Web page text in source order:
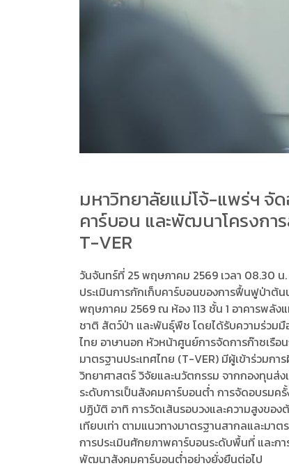
มหาวิทยาลัยแม่โจ้-แพร่ฯ จั
คาร์บอน และพัฒนาโครงกา
T-VER
วันจันทร์ที่ 25 พฤษภาคม 2569 เวลา 08.30 น
ประเมินการกักเก็บคาร์บอนของการฟื้นฟูป่าต้
พฤษภาคม 2569 ณ ห้อง 113 ชั้น 1 อาคารพลั
ชาติ สัตว์ป่า และพันธุ์พืช โดยได้รับความร่วมมื
ไทย อาษานอก หัวหน้าศูนย์การจัดการก๊าซเรื
มาตรฐานประเทศไทย (T-VER) มีผู้เข้าร่วม
วิทยาศาสตร์ วิจัยและนวัตกรรม จากกองทุนส่
ระดับการเป็นสังคมคาร์บอนต่ำ การจัดอบรมค
ปฏิบัติ อาทิ การวัดเส้นรอบวงและความสูงข
เทียบเท่า ตามแนวทางมาตรฐานสากลและมา
การประเมินศักยภาพคาร์บอนระดับพื้นที่ และก
พัฒนาสังคมคาร์บอนต่ำอย่างยั่งยืนต่อไป